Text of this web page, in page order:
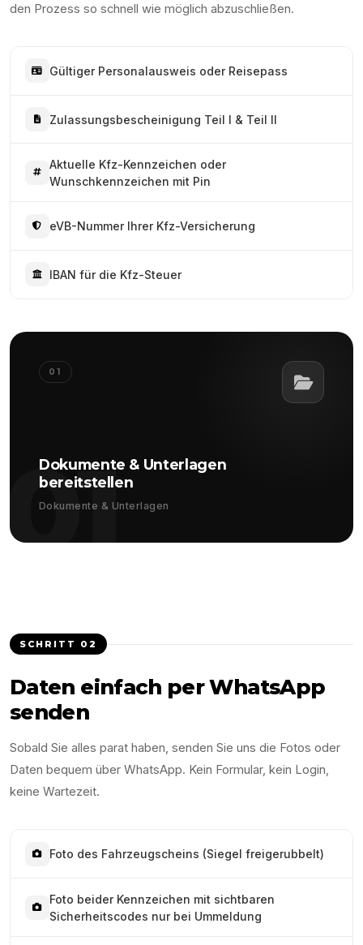
den Prozess so schnell wie möglich abzuschließen.
Gültiger Personalausweis oder Reisepass
Zulassungsbescheinigung Teil I & Teil II
Aktuelle Kfz-Kennzeichen oder
Wunschkennzeichen mit Pin
eVB-Nummer Ihrer Kfz-Versicherung
IBAN für die Kfz-Steuer
01
01
Dokumente & Unterlagen
bereitstellen
Dokumente & Unterlagen
SCHRITT 02
Daten einfach per WhatsApp
senden
Sobald Sie alles parat haben, senden Sie uns die Fotos oder
Daten bequem über WhatsApp. Kein Formular, kein Login,
keine Wartezeit.
Foto des Fahrzeugscheins (Siegel freigerubbelt)
Foto beider Kennzeichen mit sichtbaren
Sicherheitscodes nur bei Ummeldung